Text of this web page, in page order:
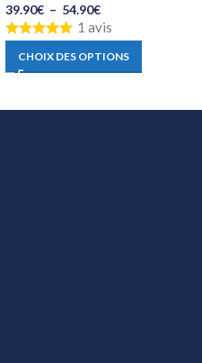
39.90€ – 54.90€
1 avis
CHOIX DES OPTIONS